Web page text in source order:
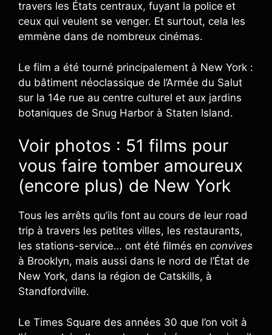
travers les États centraux, fuyant la police et
ceux qui veulent se venger. Et surtout, cela les
emmène dans de nombreux cinémas.
Le film a été tourné principalement à New York :
du bâtiment néoclassique de l’Armée du Salut
sur la 14e rue au centre culturel et aux jardins
botaniques de Snug Harbor à Staten Island.
Voir photos : 51 films pour
vous faire tomber amoureux
(encore plus) de New York
Tous les arrêts qu’ils font au cours de leur road
trip à travers les petites villes, les restaurants,
les stations-service… ont été filmés en convives
à Brooklyn, mais aussi dans le nord de l’État de
New York, dans la région de Catskills, à
Standfordville.
Le Times Square des années 30 que l’on voit à